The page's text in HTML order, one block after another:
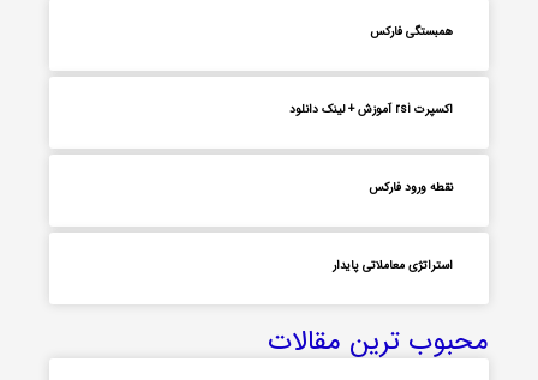
همبستگی فارکس
اکسپرت rsi آموزش + لینک دانلود
نقطه ورود فارکس
استراتژی معاملاتی پایدار
محبوب ترین مقالات